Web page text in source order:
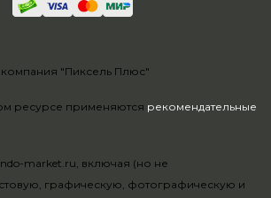
ресурсе применяются рекомендательные
market.ru, включая (но не
графическую, фотографическую и
компания "Пиксель Плюс"